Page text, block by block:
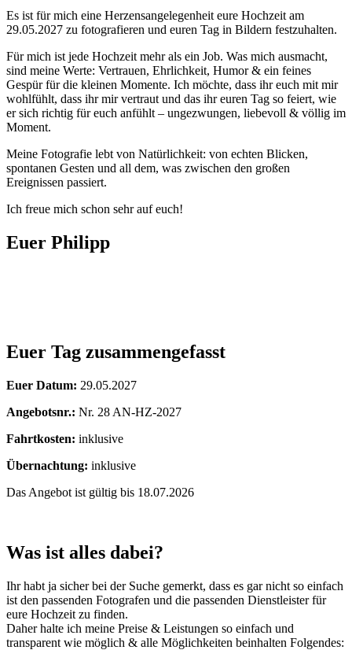
Es ist für mich eine Herzensangelegenheit eure Hochzeit am
29.05.2027 zu fotografieren und euren Tag in Bildern festzuhalten.
Für mich ist jede Hochzeit mehr als ein Job. Was mich ausmacht,
sind meine Werte: Vertrauen, Ehrlichkeit, Humor & ein feines
Gespür für die kleinen Momente. Ich möchte, dass ihr euch mit mir
wohlfühlt, dass ihr mir vertraut und das ihr euren Tag so feiert, wie
er sich richtig für euch anfühlt – ungezwungen, liebevoll & völlig im
Moment.
Meine Fotografie lebt von Natürlichkeit: von echten Blicken,
spontanen Gesten und all dem, was zwischen den großen
Ereignissen passiert.
Ich freue mich schon sehr auf euch!
Euer Philipp
Euer Tag zusammengefasst
Euer Datum: 29.05.2027
Angebotsnr.: Nr. 28 AN-HZ-2027
Fahrtkosten: inklusive
Übernachtung: inklusive
Das Angebot ist gültig bis 18.07.2026
Was ist alles dabei?
Ihr habt ja sicher bei der Suche gemerkt, dass es gar nicht so einfach
ist den passenden Fotografen und die passenden Dienstleister für
eure Hochzeit zu finden.
Daher halte ich meine Preise & Leistungen so einfach und
transparent wie möglich & alle Möglichkeiten beinhalten Folgendes: